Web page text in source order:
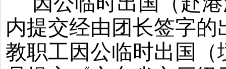
内提交经由团长签字
教职工因公临时出国